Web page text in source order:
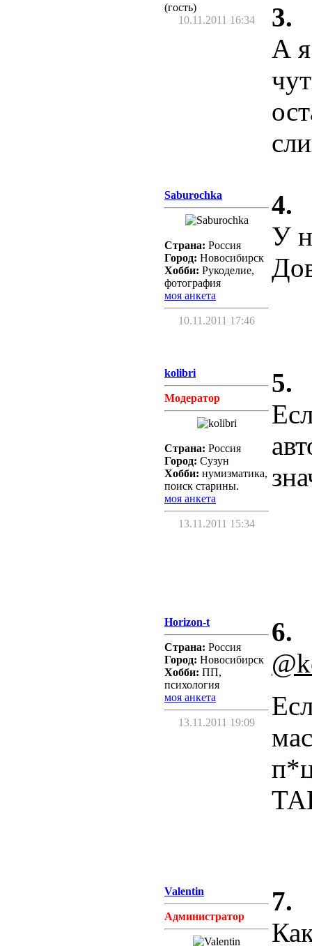
(гость)
10.11.2011 16:34
3.
А
Saburochka
Страна: Россия
Город: Новосибирск
Хобби: Рукоделие,
фотография
моя анкета
10.11.2011 17:46
4.
У
kolibri
Модератор
Страна: Россия
Город: Сузун
Хобби: нумизматика,
поиск старины.
моя анкета
13.11.2011 15:34
5.
Horizon-t
Страна: Россия
Город: Новосибирск
Хобби: ПП,
психология
моя анкета
13.11.2011 19:09
6.
Valentin
Администратор
7.